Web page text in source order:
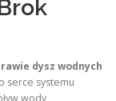
dysz wodnych
serce systemu